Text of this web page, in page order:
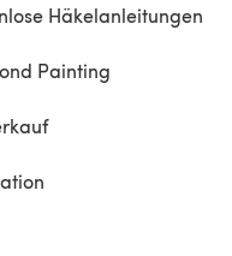
Häkelanleitungen
Painting